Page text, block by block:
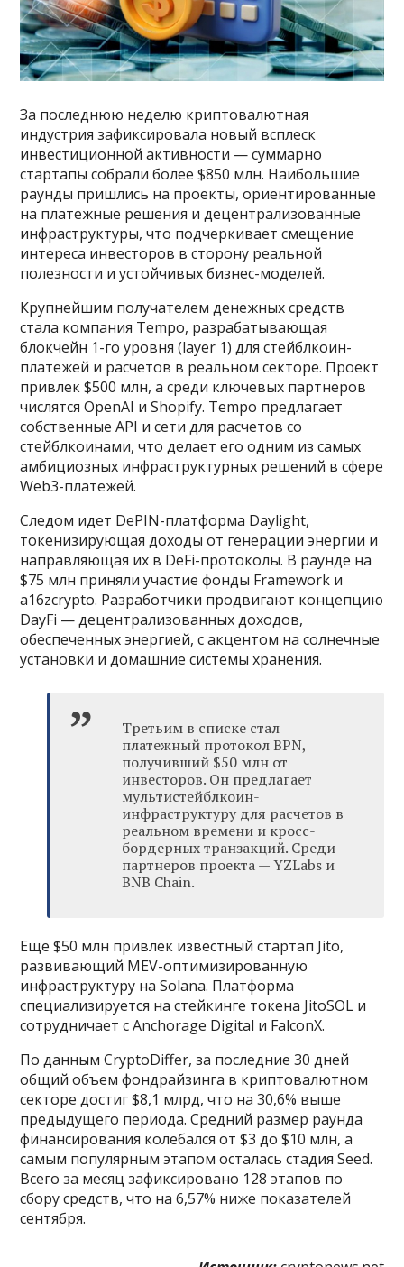
За последнюю неделю криптовалютная
индустрия зафиксировала новый всплеск
инвестиционной активности — суммарно
стартапы собрали более $850 млн. Наибольшие
раунды пришлись на проекты, ориентированные
на платежные решения и децентрализованные
инфраструктуры, что подчеркивает смещение
интереса инвесторов в сторону реальной
полезности и устойчивых бизнес-моделей.
Крупнейшим получателем денежных средств
стала компания Tempo, разрабатывающая
блокчейн 1-го уровня (layer 1) для стейблкоин-
платежей и расчетов в реальном секторе. Проект
привлек $500 млн, а среди ключевых партнеров
числятся OpenAI и Shopify. Tempo предлагает
собственные API и сети для расчетов со
стейблкоинами, что делает его одним из самых
амбициозных инфраструктурных решений в сфере
Web3-платежей.
Следом идет DePIN-платформа Daylight,
токенизирующая доходы от генерации энергии и
направляющая их в DeFi-протоколы. В раунде на
$75 млн приняли участие фонды Framework и
a16zcrypto. Разработчики продвигают концепцию
DayFi — децентрализованных доходов,
обеспеченных энергией, с акцентом на солнечные
установки и домашние системы хранения.
Третьим в списке стал
платежный протокол BPN,
получивший $50 млн от
инвесторов. Он предлагает
мультистейблкоин-
инфраструктуру для расчетов в
реальном времени и кросс-
бордерных транзакций. Среди
партнеров проекта — YZLabs и
BNB Chain.
Еще $50 млн привлек известный стартап Jito,
развивающий MEV-оптимизированную
инфраструктуру на Solana. Платформа
специализируется на стейкинге токена JitoSOL и
сотрудничает с Anchorage Digital и FalconX.
По данным CryptoDiffer, за последние 30 дней
общий объем фондрайзинга в криптовалютном
секторе достиг $8,1 млрд, что на 30,6% выше
предыдущего периода. Средний размер раунда
финансирования колебался от $3 до $10 млн, а
самым популярным этапом осталась стадия Seed.
Всего за месяц зафиксировано 128 этапов по
сбору средств, что на 6,57% ниже показателей
сентября.